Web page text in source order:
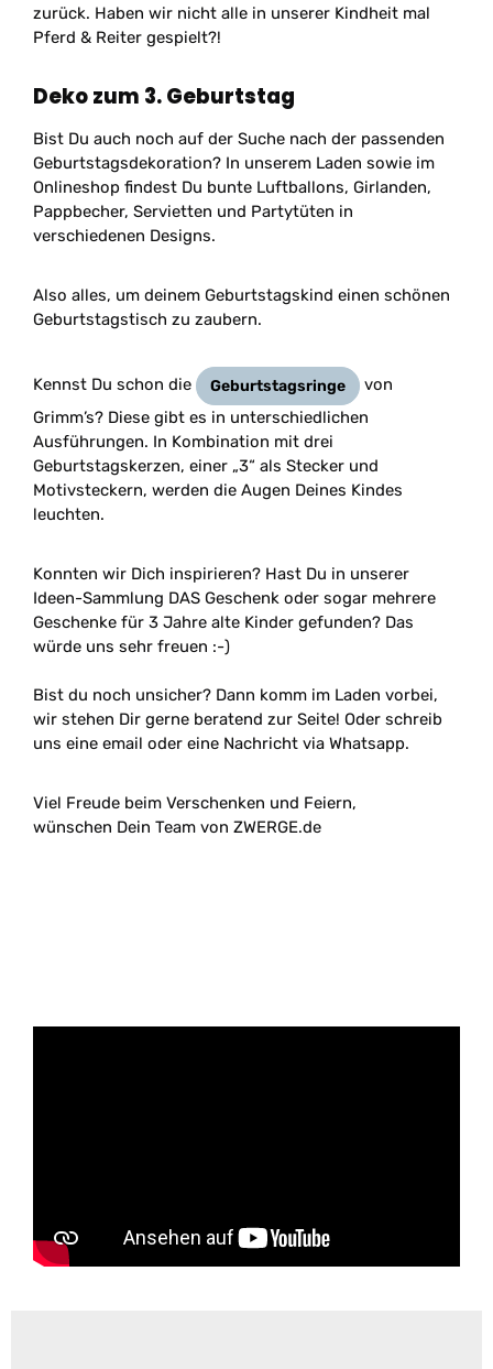
zurück. Haben wir nicht alle in unserer Kindheit mal
Pferd & Reiter gespielt?!
Deko zum 3. Geburtstag
Bist Du auch noch auf der Suche nach der passenden
Geburtstagsdekoration? In unserem Laden sowie im
Onlineshop findest Du bunte Luftballons, Girlanden,
Pappbecher, Servietten und Partytüten in
verschiedenen Designs.
Also alles, um deinem Geburtstagskind einen schönen
Geburtstagstisch zu zaubern.
Kennst Du schon die Geburtstagsringe
von
Grimm’s? Diese gibt es in unterschiedlichen
Ausführungen. In Kombination mit drei
Geburtstagskerzen, einer „3“ als Stecker und
Motivsteckern, werden die Augen Deines Kindes
leuchten.
Konnten wir Dich inspirieren? Hast Du in unserer
Ideen-Sammlung DAS Geschenk oder sogar mehrere
Geschenke für 3 Jahre alte Kinder gefunden? Das
würde uns sehr freuen :-)
Bist du noch unsicher? Dann komm im Laden vorbei,
wir stehen Dir gerne beratend zur Seite! Oder schreib
uns eine email oder eine Nachricht via Whatsapp.
Viel Freude beim Verschenken und Feiern,
wünschen Dein Team von ZWERGE.de